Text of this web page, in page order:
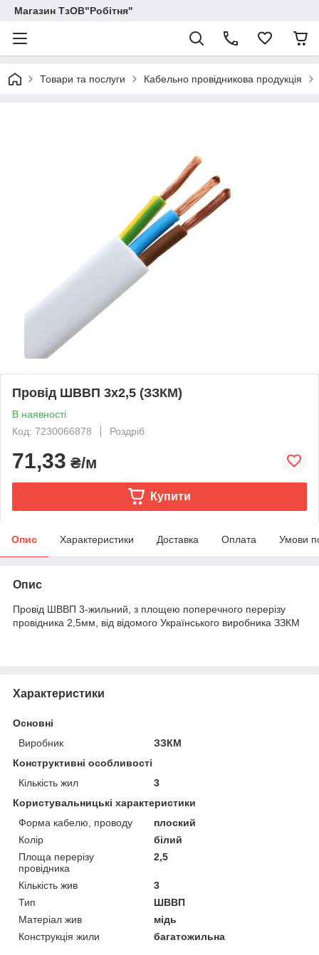
Магазин ТзОВ"Робітня"
Товари та послуги Кабельно провідникова продукція
Провід ШВВП 3х2,5 (ЗЗКМ)
В наявності
Код: 7230066878
Роздріб
71,33 ₴/м
Купити
Опис Характеристики Доставка Оплата Умови
Опис
Провід ШВВП 3-жильний, з площею поперечного перерізу
провідника 2,5мм, від відомого Українського виробника ЗЗКМ
Характеристики
Основні
Виробник
ЗЗКМ
Конструктивні особливості
Кількість жил
3
Користувальницькі характеристики
Форма кабелю, проводу
плоский
Колір
білий
Площа перерізу
провідника
2,5
Кількість жив
3
Тип
ШВВП
Матеріал жив
мідь
Конструкція жили
багатожильна